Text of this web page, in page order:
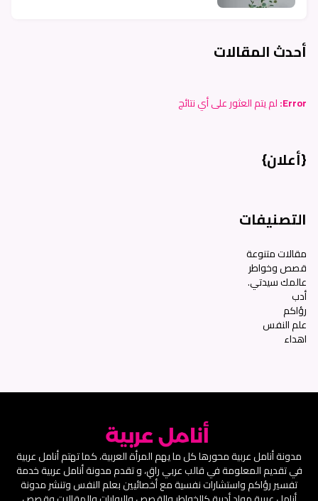
أحدث المقالات
Error: لم يتم العثور على أي نتائج
{أعلان}
التصنيفات
مقالات متنوعة
قصص وخواطر
عالمك سيدتي.
أدب
رؤاكم
علم النفس
اهداء
مدونة أنامل عربية محورها كل ما يهم المرأة العربية، كما تهتم أنامل عربية
في تقديم المعلومة في قالب عربي راقِ، و تقدم مدونة أنامل عربية خدمة
تفسير رؤاكم واستشارات نفسية مع أخصائيين بعلم النفس وتنشر مدونة